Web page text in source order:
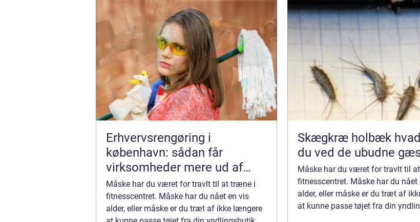
Erhvervsrengøring i
københavn: sådan får
virksomheder mere ud af
hverdagen
Måske har du været for travlt til at træne i
fitnesscentret. Måske har du nået en vis
alder, eller måske er du træt af ikke længere
Skægkræ holbæk hvad gør
du ved de ubudne
Måske har du været for travlt til
fitnesscentret. Måske har du nået
alder, eller måske er du træt af
at kunne passe tøjet fra din